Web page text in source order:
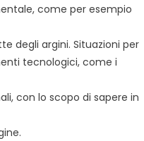
come per esempio
degli argini. Situazioni per
tecnologici, come i
con lo scopo di sapere in